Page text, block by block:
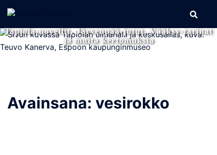
Skip
content
Search
Tapiola-novellit, Järvenpää-jutut, Vääksy-tarinat
ja muita kertomuksia
Avainsana: vesirokko